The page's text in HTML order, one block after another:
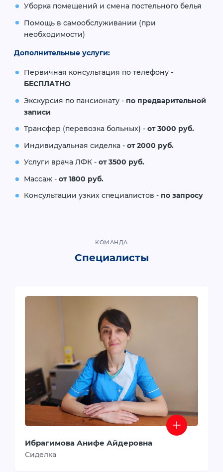
Уборка помещений и смена постельного белья
Помощь в самообслуживании (при
необходимости)
Дополнительные услуги:
Первичная консультация по телефону -
БЕСПЛАТНО
Экскурсия по пансионату - по предварительной
записи
Трансфер (перевозка больных) - от 3000 руб.
Индивидуальная сиделка - от 2000 руб.
Услуги врача ЛФК - от 3500 руб.
Массаж - от 1800 руб.
Консультации узких специалистов - по запросу
КОМАНДА
Специалисты
Ибрагимова Анифе Айдеровна
Сиделка